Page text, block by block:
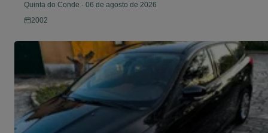
Quinta do Conde - 06 de agosto de 2026
2002